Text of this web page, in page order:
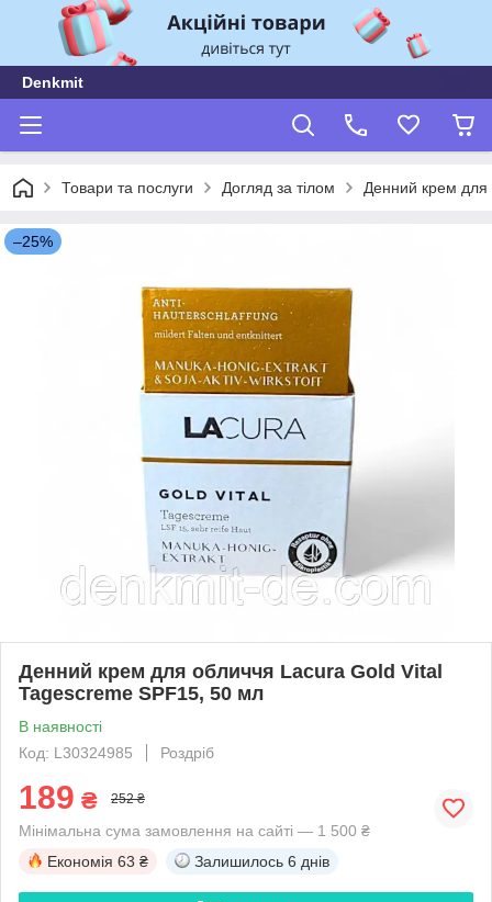
Denkmit
Товари та послуги Догляд за тілом Денний крем для
–25%
Денний крем для обличчя Lacura Gold Vital
Tagescreme SPF15, 50 мл
В наявності
Код: L30324985
Роздріб
189 ₴ 252 ₴
Мінімальна сума замовлення на сайті — 1 500 ₴
Економія 63 ₴ Залишилось 6 днів